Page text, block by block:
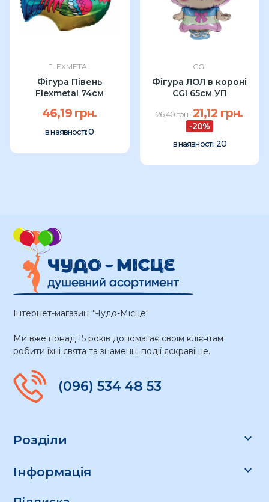
FLEXMETAL
Фігура Півень
Flexmetal 74см
46,19 грн.
в наявності:0
CGI
Фігура ЛОЛ в короні
CGI 65см УП
26,40 грн. 21,12 грн.
-20%
в наявності: 20
Інтернет-магазин "Чудо-Місце"
Ми вже понад 15 років допомагає своїм клієнтам
робити їхні свята та знаменні події яскравіше.
(096) 534 48 53
Розділи 
Інформація 